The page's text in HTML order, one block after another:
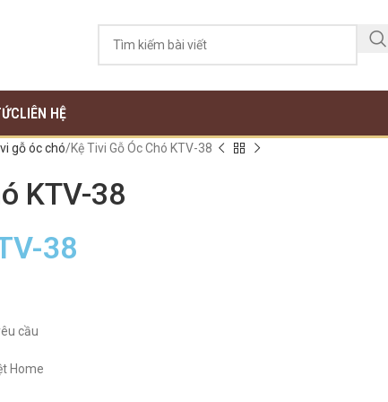
LIÊN HỆ
gỗ óc chó Kệ Tivi Gỗ Óc Chó KTV-38
KTV-38
38
cầu
Home